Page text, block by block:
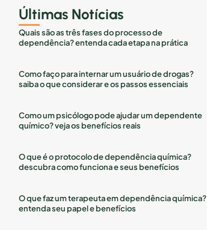
Últimas Notícias
Quais são as três fases do processo de
dependência? entenda cada etapa na prática
Como faço para internar um usuário de drogas?
saiba o que considerar e os passos essenciais
Como um psicólogo pode ajudar um dependente
químico? veja os benefícios reais
O que é o protocolo de dependência química?
descubra como funciona e seus benefícios
O que faz um terapeuta em dependência química?
entenda seu papel e benefícios